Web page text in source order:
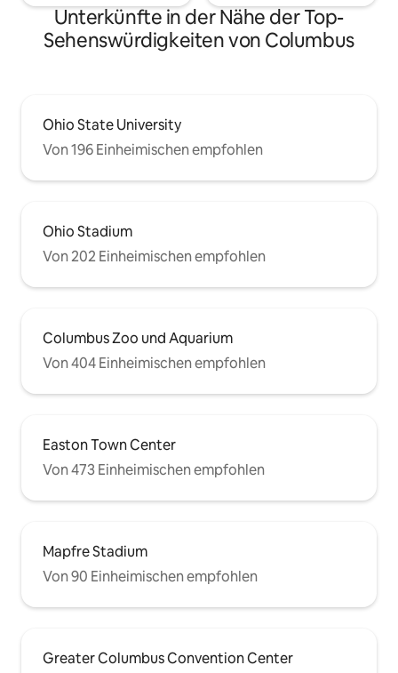
Unterkünfte in der Nähe der Top-
Sehenswürdigkeiten von Columbus
Ohio State University
Von 196 Einheimischen empfohlen
Ohio Stadium
Von 202 Einheimischen empfohlen
Columbus Zoo und Aquarium
Von 404 Einheimischen empfohlen
Easton Town Center
Von 473 Einheimischen empfohlen
Mapfre Stadium
Von 90 Einheimischen empfohlen
Greater Columbus Convention Center